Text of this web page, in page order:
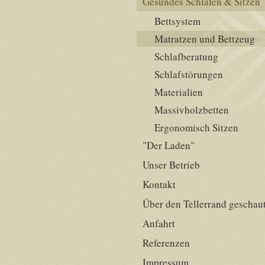
Bettsystem
Matratzen und Bettzeug
Schlafberatung
Schlafstörungen
Materialien
Massivholzbetten
Ergonomisch Sitzen
"Der Laden"
Unser Betrieb
Kontakt
Über den Tellerrand
Anfahrt
Referenzen